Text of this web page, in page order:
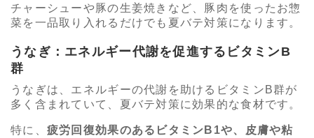
チャーシューや豚の生姜焼きなど、豚肉を使ったお惣
菜を一品取り入れるだけでも夏バテ対策になります。
うなぎ：エネルギー代謝を促進するビタミンB
群
うなぎは、エネルギーの代謝を助けるビタミンB群が
多く含まれていて、夏バテ対策に効果的な食材です。
特に、 疲労回復効果のあるビタミンB1や、皮膚や粘